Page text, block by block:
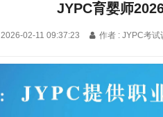
JYPC育婴师
2026-02-11 09:37:23 作者 : JYPC考试